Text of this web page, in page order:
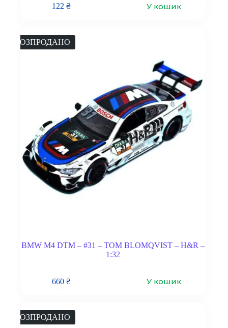
122₴ У кошик
РОЗПРОДАНО
BMW M4 DTM – #31 – TOM BLOMQVIST – H&R –
1:32
660₴ У кошик
РОЗПРОДАНО